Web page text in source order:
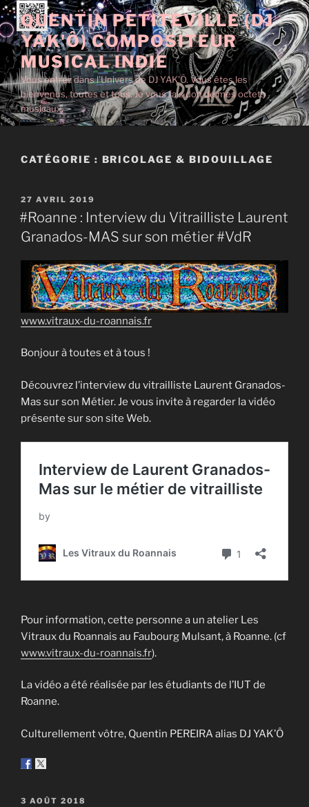
Aller
au
contenu
principal
QUENTIN PETITEVILLE (DJ
YAK'Ô) COMPOSITEUR
MUSICAL INDIE
Vous entrez dans l'Univers de DJ YAK'Ô. Vous êtes les
bienvenus, toutes et tous. Je vous fais don de mes octets
musicaux.
CATÉGORIE : BRICOLAGE & BIDOUILLAGE
PUBLIÉ
LE
27 AVRIL 2019
#Roanne : Interview du Vitrailliste Laurent
Granados-MAS sur son métier #VdR
www.vitraux-du-roannais.fr
Bonjour à toutes et à tous !
Découvrez l’interview du vitrailliste Laurent Granados-
Mas sur son Métier. Je vous invite à regarder la vidéo
présente sur son site Web.
Pour information, cette personne a un atelier Les
Vitraux du Roannais au Faubourg Mulsant, à Roanne. (cf
www.vitraux-du-roannais.fr).
La vidéo a été réalisée par les étudiants de l’IUT de
Roanne.
Culturellement vôtre, Quentin PEREIRA alias DJ YAK’Ô
PUBLIÉ
3 AOÛT 2018